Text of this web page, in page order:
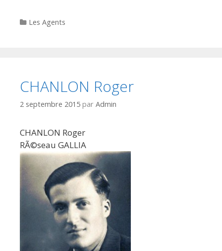
Categories
Les Agents
CHANLON Roger
2 septembre 2015 par Admin
CHANLON Roger
RÃ©seau GALLIA